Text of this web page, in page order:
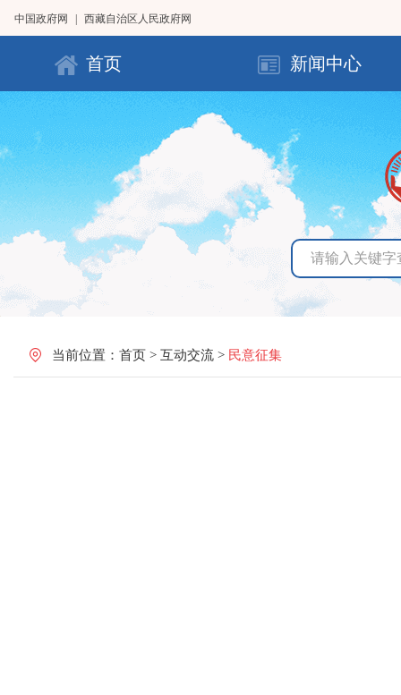
中国政府网 西藏自治区人民政府网
首页 新闻中心
当前位置： 首页 > 互动交流 > 民意征集